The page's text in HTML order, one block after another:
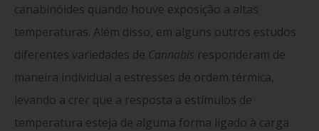
canabinóides quando houve exposição a altas
temperaturas. Além disso, em alguns outros estudos
diferentes variedades de Cannabis responderam de
maneira individual a estresses de ordem térmica,
levando a crer que a resposta a estímulos de
temperatura esteja de alguma forma ligado à carga